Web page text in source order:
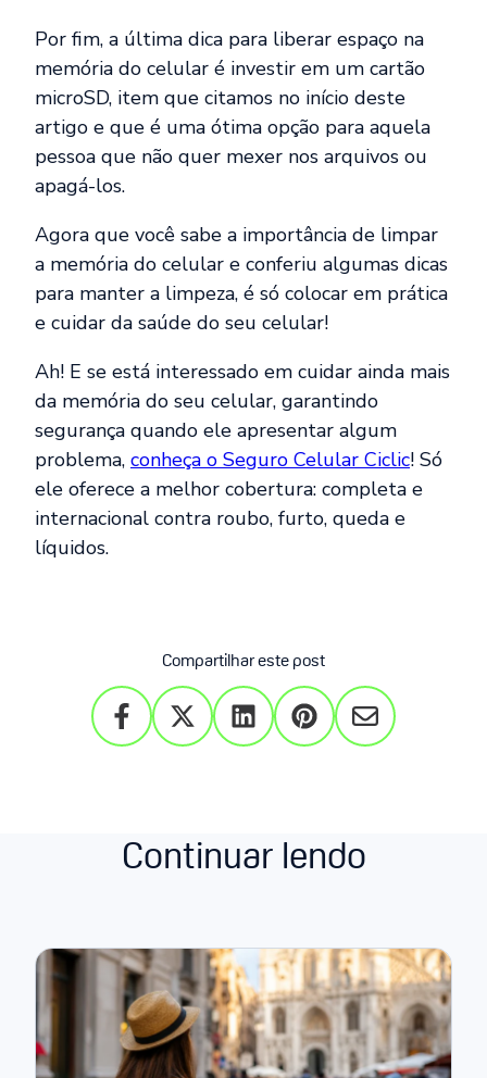
Por fim, a última dica para liberar espaço na
memória do celular é investir em um cartão
microSD, item que citamos no início deste
artigo e que é uma ótima opção para aquela
pessoa que não quer mexer nos arquivos ou
apagá-los.
Agora que você sabe a importância de limpar
a memória do celular e conferiu algumas dicas
para manter a limpeza, é só colocar em prática
e cuidar da saúde do seu celular!
Ah! E se está interessado em cuidar ainda mais
da memória do seu celular, garantindo
segurança quando ele apresentar algum
problema, conheça o Seguro Celular Ciclic! Só
ele oferece a melhor cobertura: completa e
internacional contra roubo, furto, queda e
líquidos.
Compartilhar este post
Continuar lendo